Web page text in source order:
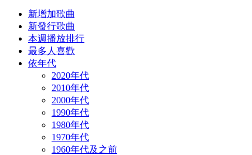
新增加歌曲
新發行歌曲
本週播放排行
最多人喜歡
依年代
2020年代
2010年代
2000年代
1990年代
1980年代
1970年代
1960年代及之前